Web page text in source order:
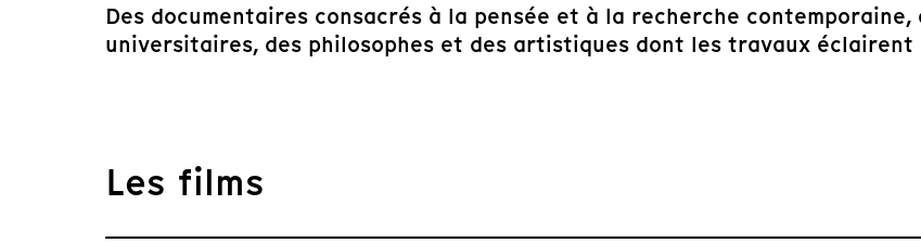
Des documentaires consacrés à la pensée et à la recherche
universitaires, des philosophes et des artistiques dont les travaux éclairent
Les films